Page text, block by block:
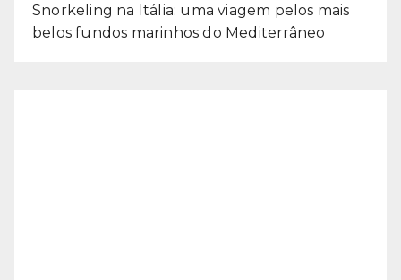
Snorkeling na Itália: uma viagem pelos mais
belos fundos marinhos do Mediterrâneo